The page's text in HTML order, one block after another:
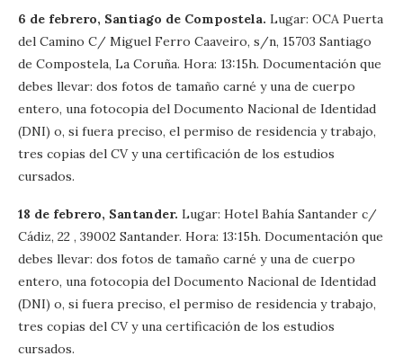
6 de febrero, Santiago de Compostela. Lugar: OCA Puerta
del Camino C/ Miguel Ferro Caaveiro, s/n, 15703 Santiago
de Compostela, La Coruña. Hora: 13:15h. Documentación que
debes llevar: dos fotos de tamaño carné y una de cuerpo
entero, una fotocopia del Documento Nacional de Identidad
(DNI) o, si fuera preciso, el permiso de residencia y trabajo,
tres copias del CV y una certificación de los estudios
cursados.
18 de febrero, Santander. Lugar: Hotel Bahía Santander c/
Cádiz, 22 , 39002 Santander. Hora: 13:15h. Documentación que
debes llevar: dos fotos de tamaño carné y una de cuerpo
entero, una fotocopia del Documento Nacional de Identidad
(DNI) o, si fuera preciso, el permiso de residencia y trabajo,
tres copias del CV y una certificación de los estudios
cursados.